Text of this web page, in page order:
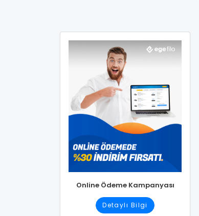
Online Ödeme Kampanyası
Detaylı Bilgi